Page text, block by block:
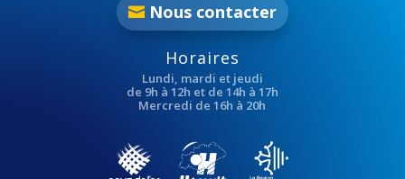
Nous contacter
Horaires
Lundi, mardi et jeudi
de 9h à 12h et de 14h à 17h
Mercredi de 16h à 20h